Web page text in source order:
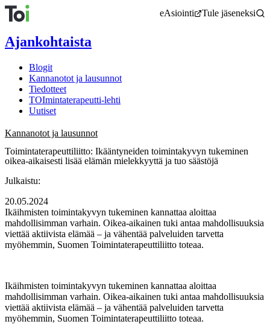
Siirry
sisältöön
eAsiointi Tule jäseneksi
Ajankohtaista
Blogit
Kannanotot ja lausunnot
Tiedotteet
TOImintaterapeutti-lehti
Uutiset
Kannanotot ja lausunnot
Toimintaterapeuttiliitto: Ikääntyneiden toimintakyvyn tukeminen
oikea-aikaisesti lisää elämän mielekkyyttä ja tuo säästöjä
Julkaistu:
20.05.2024
Ikäihmisten toimintakyvyn tukeminen kannattaa aloittaa
mahdollisimman varhain. Oikea-aikainen tuki antaa mahdollisuuksia
viettää aktiivista elämää – ja vähentää palveluiden tarvetta
myöhemmin, Suomen Toimintaterapeuttiliitto toteaa.
Ikäihmisten toimintakyvyn tukeminen kannattaa aloittaa
mahdollisimman varhain. Oikea-aikainen tuki antaa mahdollisuuksia
viettää aktiivista elämää – ja vähentää palveluiden tarvetta
myöhemmin, Suomen Toimintaterapeuttiliitto toteaa.